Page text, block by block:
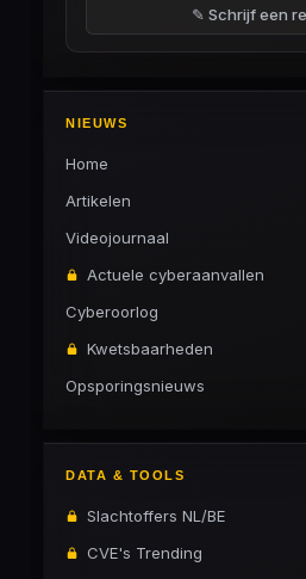
✎ Schrijf een
NIEUWS
Home
Artikelen
Videojournaal
Actuele cyberaanvallen
Cyberoorlog
Kwetsbaarheden
Opsporingsnieuws
DATA & TOOLS
Slachtoffers NL/BE
CVE's Trending